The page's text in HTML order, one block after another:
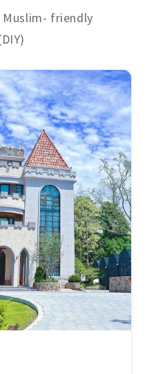
Muslim- friendly